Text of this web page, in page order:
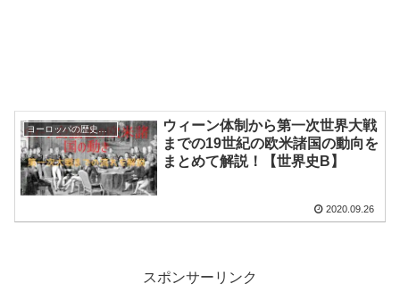
ヨーロッパの歴史【近現代】
ウィーン体制から第一次世界大戦
までの19世紀の欧米諸国の動向を
まとめて解説！【世界史B】
2020.09.26
スポンサーリンク